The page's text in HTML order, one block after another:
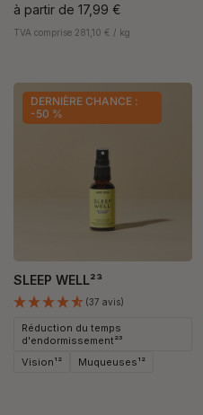
à partir de 17,99 €
TVA comprise 281,10 € / kg
DERNIÈRE CHANCE :
-50 %
SLEEP WELL²³
(37 avis)
Réduction du temps
d'endormissement²³
Vision¹²
Muqueuses¹²